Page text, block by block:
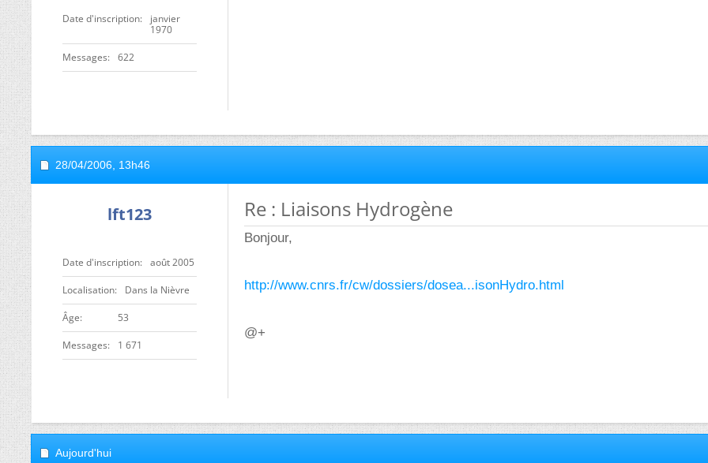
Date d'inscription
janvier
1970
Messages 622
28/04/2006, 13h46
lft123
Date d'inscription août 2005
Localisation Dans la Nièvre
ge 53
Messages 1 671
Re : Liaisons Hydrogène
Bonjour,
http://www.cnrs.fr/cw/dossiers/dosea...isonHydro.html
@+
Aujourd'hui